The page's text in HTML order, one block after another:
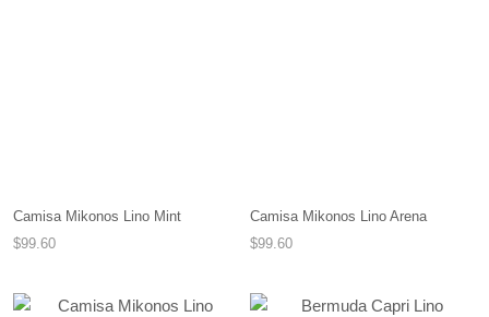
Camisa Mikonos Lino Mint
$99.60
Camisa Mikonos Lino Arena
$99.60